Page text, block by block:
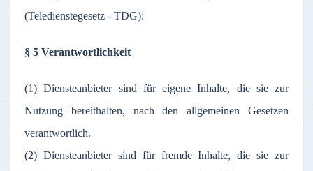
(Teledienstegesetz - TDG):
§ 5 Verantwortlichkeit
(1) Diensteanbieter sind für eigene Inhalte, die sie zur
Nutzung bereithalten, nach den allgemeinen Gesetzen
verantwortlich.
(2) Diensteanbieter sind für fremde Inhalte, die sie zur